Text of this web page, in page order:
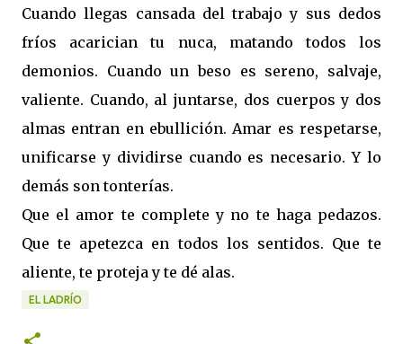
Cuando llegas cansada del trabajo y sus dedos
fríos acarician tu nuca, matando todos los
demonios. Cuando un beso es sereno, salvaje,
valiente. Cuando, al juntarse, dos cuerpos y dos
almas entran en ebullición. Amar es respetarse,
unificarse y dividirse cuando es necesario. Y lo
demás son tonterías.
Que el amor te complete y no te haga pedazos.
Que te apetezca en todos los sentidos. Que te
aliente, te proteja y te dé alas.
EL LADRÍO